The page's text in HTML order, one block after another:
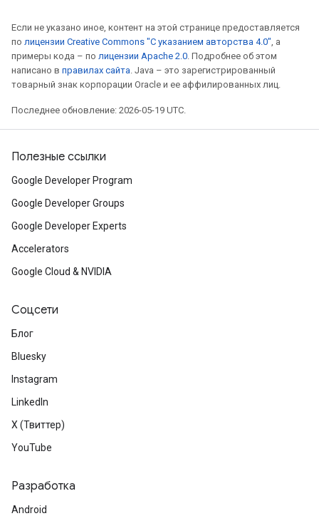
Если не указано иное, контент на этой странице предоставляется
по лицензии Creative Commons "С указанием авторства 4.0" , а
примеры кода – по лицензии Apache 2.0 . Подробнее об этом
написано в правилах сайта . Java – это зарегистрированный
товарный знак корпорации Oracle и ее аффилированных лиц.
Последнее обновление: 2026-05-19 UTC.
Полезные ссылки
Google Developer Program
Google Developer Groups
Google Developer Experts
Accelerators
Google Cloud & NVIDIA
Соцсети
Блог
Bluesky
Instagram
LinkedIn
X (Твиттер)
YouTube
Разработка
Android